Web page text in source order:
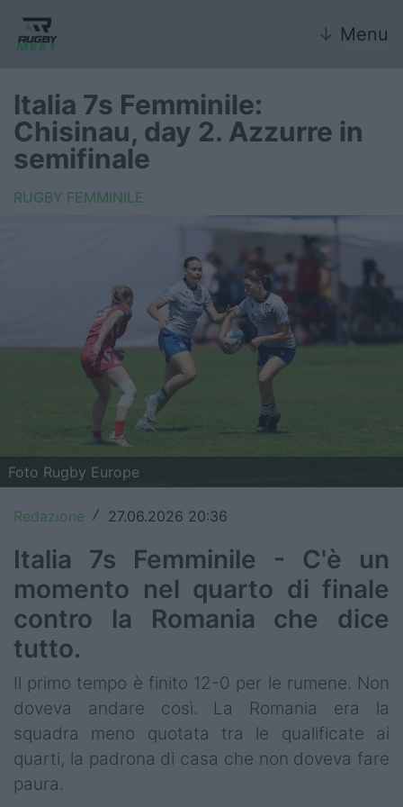
↓ Menu
Nazionale
Nazionali giovanili
Internazionale
6 Nazioni
United Rugby Championship
Premiership
Champions Cup
Challenge Cup
World Rugby
Rugby World Cup
Rugby in TV
Mercato
Serie A Elite
Italia 7s Femminile:
Chisinau, day 2. Azzurre in
semifinale
RUGBY FEMMINILE
Foto Rugby Europe
Redazione / 27.06.2026 20:36
Italia 7s Femminile - C'è un
momento nel quarto di finale
contro la Romania che dice
tutto.
Il primo tempo è finito 12-0 per le rumene. Non
doveva andare così. La Romania era la
squadra meno quotata tra le qualificate ai
quarti, la padrona di casa che non doveva fare
paura.